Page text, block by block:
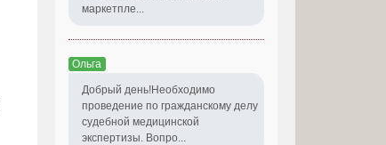
маркетпле...
Ольга
Добрый день!Необходимо
проведение по гражданскому делу
судебной медицинской
экспертизы. Вопро...